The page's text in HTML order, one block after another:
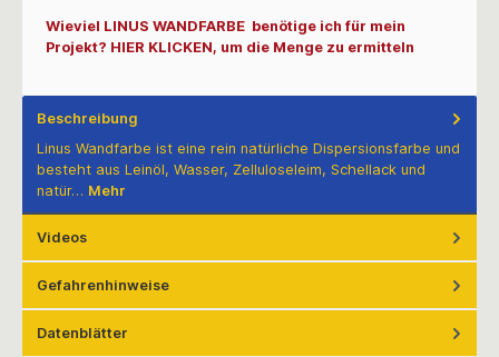
Wieviel LINUS WANDFARBE benötige ich für mein
Projekt? HIER KLICKEN, um die Menge zu ermitteln
Beschreibung
Linus Wandfarbe ist eine rein natürliche Dispersionsfarbe und
besteht aus Leinöl, Wasser, Zelluloseleim, Schellack und
natür… Mehr
Videos
Gefahrenhinweise
Datenblätter